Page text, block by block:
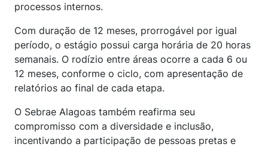
processos internos.
Com duração de 12 meses, prorrogável por igual
período, o estágio possui carga horária de 20 horas
semanais. O rodízio entre áreas ocorre a cada 6 ou
12 meses, conforme o ciclo, com apresentação de
relatórios ao final de cada etapa.
O Sebrae Alagoas também reafirma seu
compromisso com a diversidade e inclusão,
incentivando a participação de pessoas pretas e